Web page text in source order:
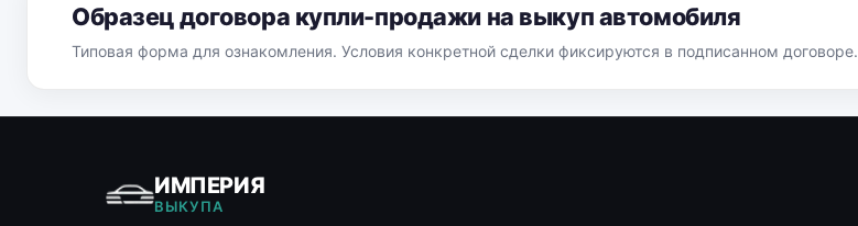
Образец договора купли-продажи на выкуп автомобиля
Типовая форма для ознакомления. Условия конкретной сделки фиксируются в подписанном договоре.
ИМПЕРИЯ
ВЫКУПА